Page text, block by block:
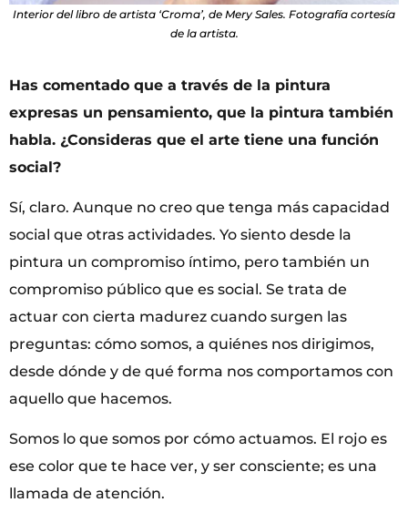
Interior del libro de artista ‘Croma’, de Mery Sales. Fotografía cortesía
de la artista.
Has comentado que a través de la pintura
expresas un pensamiento, que la pintura también
habla. ¿Consideras que el arte tiene una función
social?
Sí, claro. Aunque no creo que tenga más capacidad
social que otras actividades. Yo siento desde la
pintura un compromiso íntimo, pero también un
compromiso público que es social. Se trata de
actuar con cierta madurez cuando surgen las
preguntas: cómo somos, a quiénes nos dirigimos,
desde dónde y de qué forma nos comportamos con
aquello que hacemos.
Somos lo que somos por cómo actuamos. El rojo es
ese color que te hace ver, y ser consciente; es una
llamada de atención.